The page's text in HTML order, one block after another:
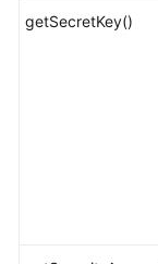
更
getSecretKey()